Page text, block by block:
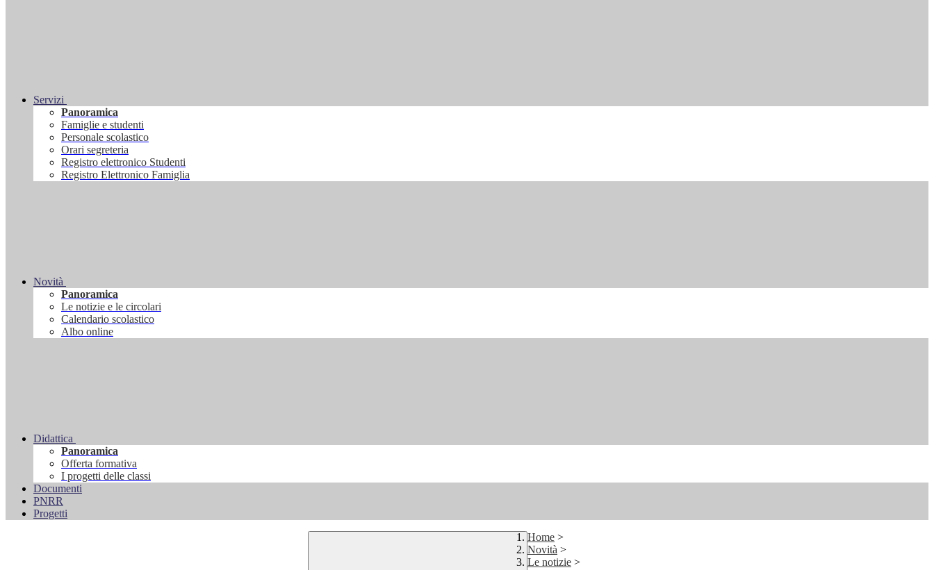
Servizi
Panoramica
Famiglie e studenti
Personale scolastico
Orari segreteria
Registro elettronico Studenti
Registro Elettronico Famiglia
Novità
Panoramica
Le notizie e le circolari
Calendario scolastico
Albo online
Didattica
Panoramica
Offerta formativa
I progetti delle classi
Documenti
PNRR
Progetti
Home >
Novità >
Le notizie >